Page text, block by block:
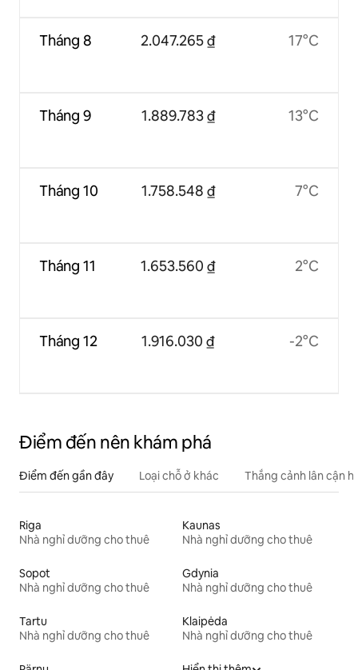
Tháng 8
Tháng 9
Tháng 10
Tháng 11
Tháng 12
2.047.265 ₫
1.889.783 ₫
1.758.548 ₫
1.653.560 ₫
1.916.030 ₫
17°C
13°C
7°C
2°C
-2°C
Điểm đến nên khám phá
Điểm đến gần đây Loại chỗ ở khác Thắng cảnh lân cận
Riga
Nhà nghỉ dưỡng cho thuê
Kaunas
Nhà nghỉ dưỡng cho thuê
Sopot
Nhà nghỉ dưỡng cho thuê
Gdynia
Nhà nghỉ dưỡng cho thuê
Tartu
Nhà nghỉ dưỡng cho thuê
Klaipėda
Nhà nghỉ dưỡng cho thuê